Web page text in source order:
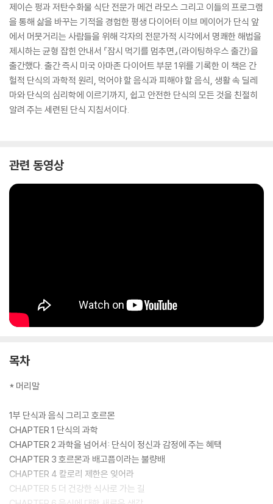
제이슨 펑과 저탄수화물 식단 전문가 메건 라모스 그리고 이들의 프로그램
을 통해 삶을 바꾸는 기적을 경험한 평생 다이어터 이브 메이어가 단식 앞
에서 머뭇거리는 사람들을 위해 각자의 전문가적 시각에서 명쾌한 해법을
제시하는 균형 잡힌 안내서 『잠시 먹기를 멈추면』(라이팅하우스 출간)을
출간했다. 출간 즉시 미국 아마존 다이어트 부문 1위를 기록한 이 책은 간
헐적 단식의 과학적 원리, 먹어야 할 음식과 피해야 할 음식, 생활 속 딜레
마와 단식의 심리학에 이르기까지, 쉽고 안전한 단식의 모든 것을 친절히
알려 주는 세련된 단식 지침서이다.
관련 동영상
목차
* 머리말
1부 단식과 음식 그리고 호르몬
CHAPTER 1 단식의 과학
CHAPTER 2 과학을 넘어서: 단식이 정신과 감정에 주는 혜택
CHAPTER 3 호르몬과 배고픔이라는 불량배
CHAPTER 4 칼로리 제한은 잊어라
CHAPTER 5 더 건강한 식사로 가는 길